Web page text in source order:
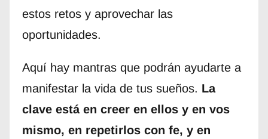
estos retos y aprovechar las
oportunidades.
Aquí hay mantras que podrán ayudarte a
manifestar la vida de tus sueños. La
clave está en creer en ellos y en vos
mismo, en repetirlos con fe, y en